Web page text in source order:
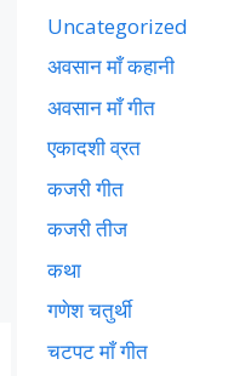
Uncategorized
अवसान माँ कहानी
अवसान माँ गीत
एकादशी व्रत
कजरी गीत
कजरी तीज
कथा
गणेश चतुर्थी
चटपट माँ गीत